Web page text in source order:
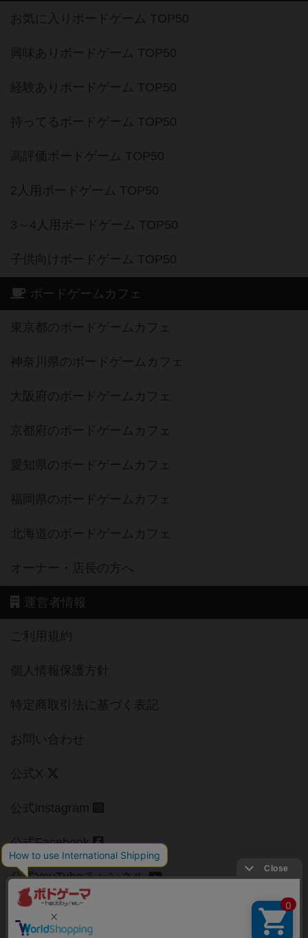
お気に入りボードゲーム TOP50
興味ありボードゲーム TOP50
経験ありボードゲーム TOP50
持ってるボードゲーム TOP50
高評価ボードゲーム TOP50
2人用ボードゲーム TOP50
3～4人用ボードゲーム TOP50
子供向けボードゲーム TOP50
ボードゲームカフェ
東京都のボードゲームカフェ
神奈川県のボードゲームカフェ
大阪府のボードゲームカフェ
京都府のボードゲームカフェ
愛知県のボードゲームカフェ
福岡県のボードゲームカフェ
北海道のボードゲームカフェ
オーナー・店長の方へ
運営者情報
ご利用規約
個人情報保護方針
特定商取引法に基づく表記
お問い合わせ
公式X
公式instagram
公式Facebook
公式YouTubeチャンネル